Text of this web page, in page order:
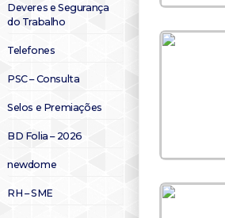
Deveres e Segurança
do Trabalho
Telefones
PSC – Consulta
Selos e Premiações
BD Folia – 2026
newdome
RH – SME